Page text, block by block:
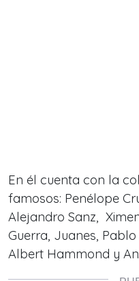
En él cuenta con la
famosos: Penélope
Alejandro Sanz,
Guerra, Juanes,
Albert Hammond y